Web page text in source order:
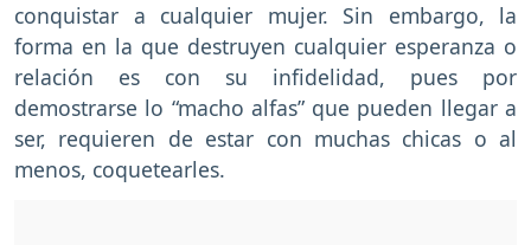
conquistar a cualquier mujer. Sin embargo, la
forma en la que destruyen cualquier esperanza o
relación es con su infidelidad, pues por
demostrarse lo “macho alfas” que pueden llegar a
ser, requieren de estar con muchas chicas o al
menos, coquetearles.